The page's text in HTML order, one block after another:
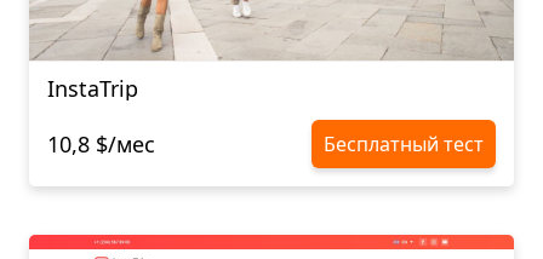
InstaTrip
10,8 $/мес
Бесплатный тест